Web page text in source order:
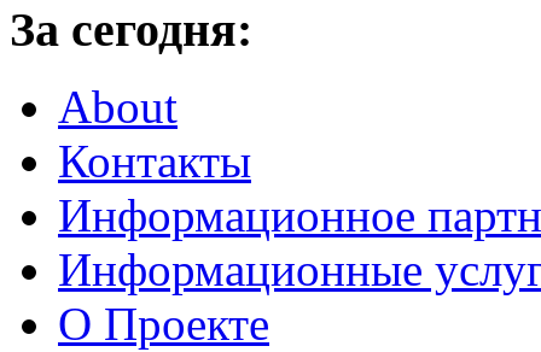
За сегодня:
About
Контакты
Информационное
Информационные
О Проекте